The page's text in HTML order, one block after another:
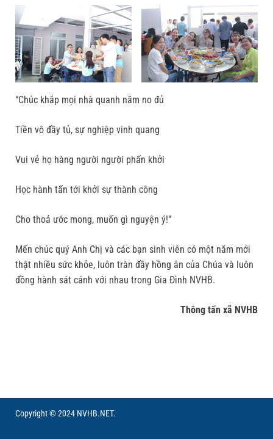
“Chúc khắp mọi nhà quanh năm no đủ
Tiền vô đầy tủ, sự nghiệp vinh quang
Vui vẻ họ hàng người người phấn khởi
Học hành tấn tới khởi sự thành công
Cho thoả ước mong, muốn gì nguyện ý!”
Mến chúc quý Anh Chị và các bạn sinh viên có một năm mới
thật nhiều sức khỏe, luôn tràn đầy hồng ân của Chúa và luôn
đồng hành sát cánh với nhau trong Gia Đình NVHB.
Thông tấn xã NVHB
Copyright © 2024 NVHB.NET.